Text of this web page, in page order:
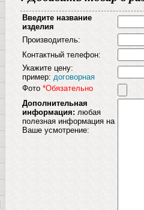
Введите название
изделия
Производитель:
Контактный телефон:
Укажите цену:
пример: договорная
Фото *Обязательно
Дополнительная
информация: любая
полезная информация на
Ваше усмотрение: